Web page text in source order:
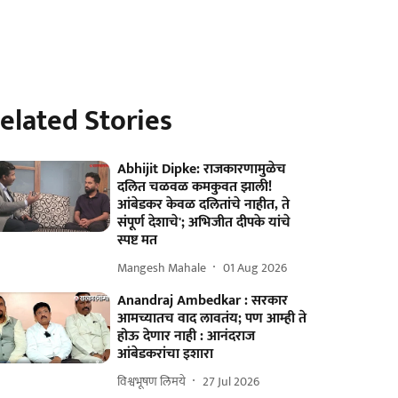
Stories
Abhijit Dipke: राजकारणामुळेच
दलित चळवळ कमकुवत झाली!
आंबेडकर केवळ दलितांचे नाहीत, ते
संपूर्ण देशाचे'; अभिजीत दीपके यांचे
स्पष्ट मत
Mangesh Mahale 01 Aug 2026
Anandraj Ambedkar : सरकार
आमच्यातच वाद लावतंय; पण आम्ही ते
होऊ देणार नाही : आनंदराज
आंबेडकरांचा इशारा
विश्वभूषण लिमये 27 Jul 2026